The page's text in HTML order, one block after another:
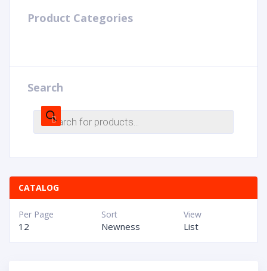
Product Categories
Search
CATALOG
View
List
Sort
Newness
Per Page
12